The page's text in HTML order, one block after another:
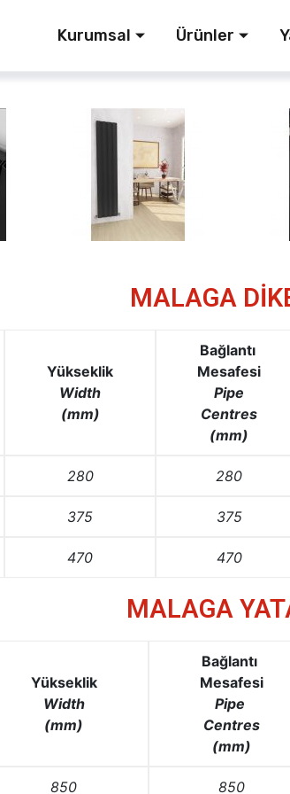
Kurumsal Ürünler
MALAGA
Yükseklik
Width
(mm)
Bağlantı
Mesafesi
Pipe
Centres
(mm)
280 280
375 375
470 470
MALAGA
Yükseklik
Width
(mm)
Bağlantı
Mesafesi
Pipe
Centres
(mm)
850 850